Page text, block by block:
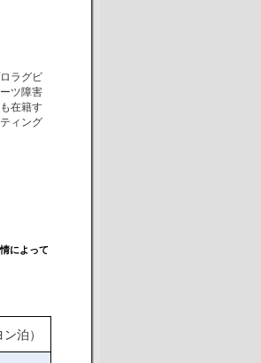
ラグビ
ツ障害
在籍す
ィング
によって
ン泊）